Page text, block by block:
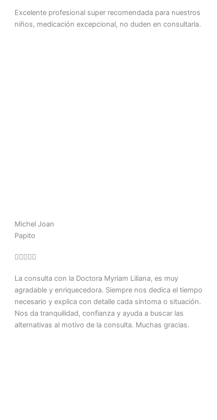
5
de
Excelente profesional super recomendada para nuestros
niños, medicación excepcional, no duden en consultarla.
Michel Joan
Papito

5
de
5
La consulta con la Doctora Myriam Liliana, es muy
agradable y enriquecedora. Siempre nos dedica el tiempo
necesario y explica con detalle cada síntoma o situación.
Nos da tranquilidad, confianza y ayuda a buscar las
alternativas al motivo de la consulta. Muchas gracias.